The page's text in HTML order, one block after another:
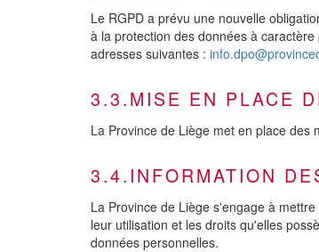
Le RGPD a prévu une nouvelle
à la protection des données à
adresses suivantes :
3.3.MISE EN PLACE
La Province de Liège met en place
3.4.INFORMATION
La Province de Liège s'engage à
leur utilisation et les droits qu'elles
données personnelles.